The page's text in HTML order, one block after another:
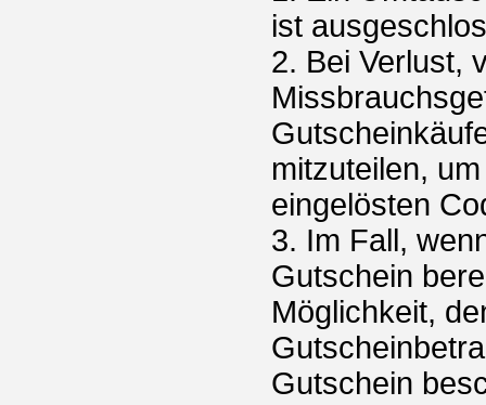
ist
2. Bei Verlust,
mitzuteilen,
eingelösten
3. Im Fall,
Gutschein
Möglichkeit,
Gutschein